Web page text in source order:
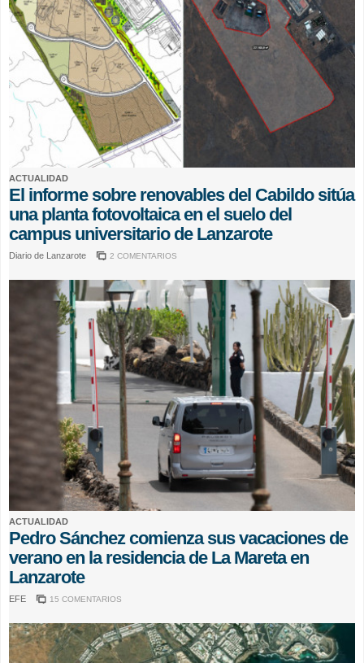
ACTUALIDAD
El informe sobre renovables del Cabildo sitúa
una planta fotovoltaica en el suelo del
campus universitario de Lanzarote
Diario de Lanzarote 2 COMENTARIOS
ACTUALIDAD
Pedro Sánchez comienza sus vacaciones de
verano en la residencia de La Mareta en
Lanzarote
EFE 15 COMENTARIOS